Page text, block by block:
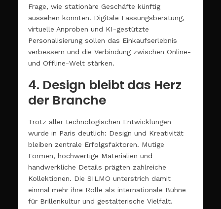
Frage, wie stationäre Geschäfte künftig
aussehen könnten. Digitale Fassungsberatung,
virtuelle Anproben und KI-gestützte
Personalisierung sollen das Einkaufserlebnis
verbessern und die Verbindung zwischen Online-
und Offline-Welt stärken.
4. Design bleibt das Herz
der Branche
Trotz aller technologischen Entwicklungen
wurde in Paris deutlich: Design und Kreativität
bleiben zentrale Erfolgsfaktoren. Mutige
Formen, hochwertige Materialien und
handwerkliche Details prägten zahlreiche
Kollektionen. Die SILMO unterstrich damit
einmal mehr ihre Rolle als internationale Bühne
für Brillenkultur und gestalterische Vielfalt.